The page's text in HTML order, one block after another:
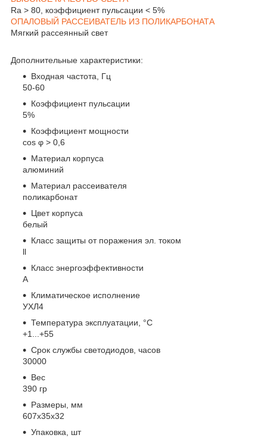
Ra > 80, коэффициент пульсации < 5%
ОПАЛОВЫЙ РАССЕИВАТЕЛЬ ИЗ ПОЛИКАРБОНАТА
Мягкий рассеянный свет
Дополнительные характеристики:
Входная частота, Гц
50-60
Коэффициент пульсации
5%
Коэффициент мощности
cos φ > 0,6
Материал корпуса
алюминий
Материал рассеивателя
поликарбонат
Цвет корпуса
белый
Класс защиты от поражения эл. током
ll
Класс энергоэффективности
A
Климатическое исполнение
УХЛ4
Температура эксплуатации, °С
+1...+55
Срок службы светодиодов, часов
30000
Вес
390 гр
Размеры, мм
607x35x32
Упаковка, шт